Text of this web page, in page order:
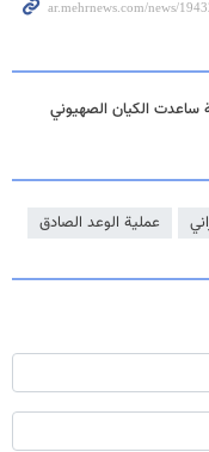
وأوروبية ساعدت الكيان الصهيوني
عملية الوعد الصادق